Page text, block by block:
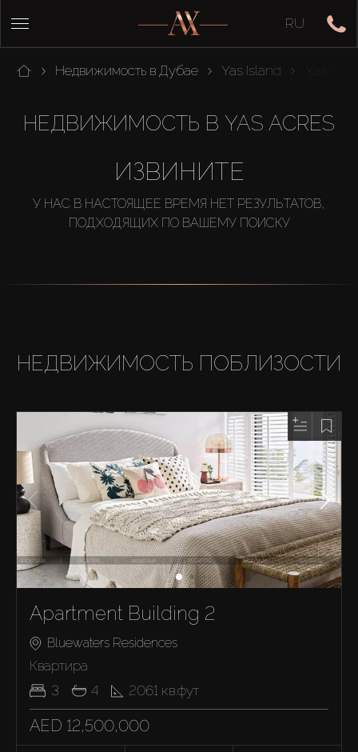
RU
Недвижимость в Дубае Yas Island
НЕДВИЖИМОСТЬ В YAS ACRES
ИЗВИНИТЕ
У НАС В НАСТОЯЩЕЕ ВРЕМЯ НЕТ РЕЗУЛЬТАТОВ,
ПОДХОДЯЩИХ ПО ВАШЕМУ ПОИСКУ
НЕДВИЖИМОСТЬ ПОБЛИЗОСТИ
Apartment Building 2
Bluewaters Residences
Квартира
3
4 2061 кв.фут
AED 12,500,000